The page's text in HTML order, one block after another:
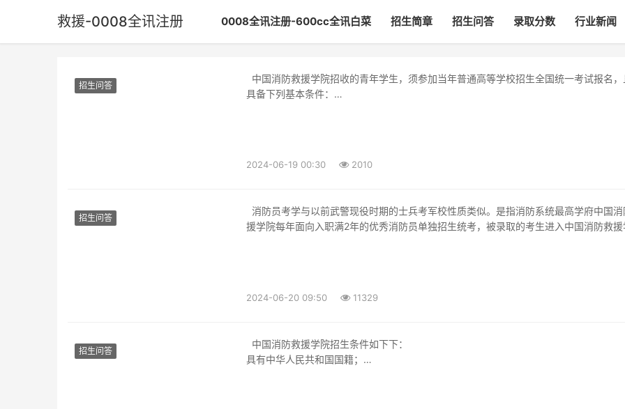
救援-0008全讯注册 0008全讯注册-600cc全讯白菜 招生简章 招生问答 录取分数 行业新闻
招生问答
具备下列基本条件：
2024-06-19 00:30 2010
招生问答
援学院每年面向入职满2年的优秀消防员单独招生统考，被录取的考生进入中国消防救援
2024-06-20 09:50 11329
招生问答
中国消防救援学院招生条件如下下：
具有中华人民共和国国籍；